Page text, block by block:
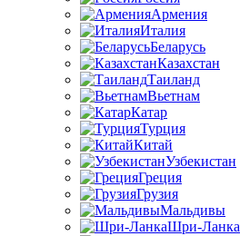
Армения
Италия
Беларусь
Казахстан
Таиланд
Вьетнам
Катар
Турция
Китай
Узбекистан
Греция
Грузия
Мальдивы
Шри-Ланка